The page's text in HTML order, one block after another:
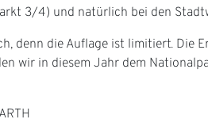
3/4) und natürlich bei den
denn die Auflage ist limitiert. Die
wir in diesem Jahr dem